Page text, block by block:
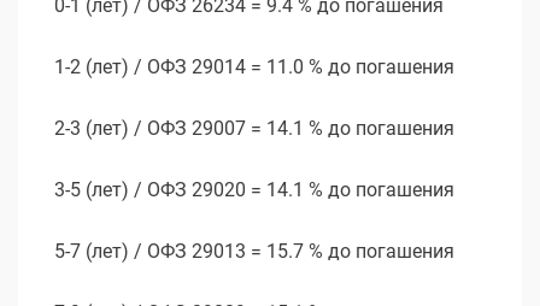
0-1 (лет) / ОФЗ 26234 = 9.4 % до погашения
1-2 (лет) / ОФЗ 29014 = 11.0 % до погашения
2-3 (лет) / ОФЗ 29007 = 14.1 % до погашения
3-5 (лет) / ОФЗ 29020 = 14.1 % до погашения
5-7 (лет) / ОФЗ 29013 = 15.7 % до погашения